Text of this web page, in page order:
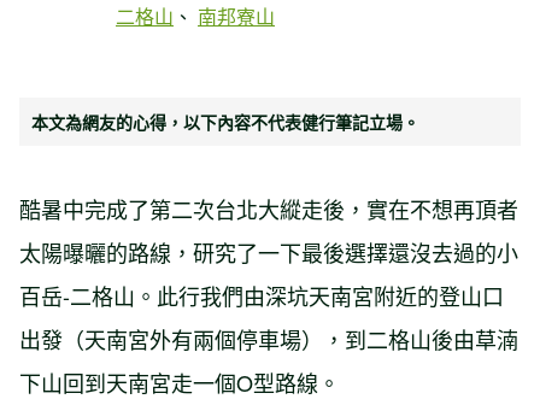
二格山
南邦寮山
本文為網友的心得，以下內容不代表健行筆記立場。
酷暑中完成了第二次台北大縱走後，實在不想再頂者
太陽曝曬的路線，研究了一下最後選擇還沒去過的小
百岳-二格山。此行我們由深坑天南宮附近的登山口
出發（天南宮外有兩個停車場），到二格山後由草湳
下山回到天南宮走一個O型路線。